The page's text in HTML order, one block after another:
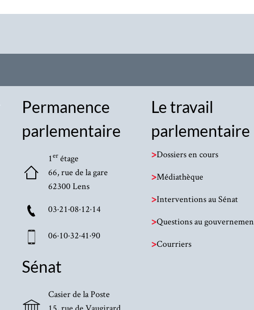
Permanence
parlementaire
1er étage
66, rue de la gare
62300 Lens
03·21·08·12·14
06·10·32·41·90
Sénat
Casier de la Poste
Le travail
parlementaire
>Dossiers en cours
>Médiathèque
>Interventions au Sénat
>Questions au
>Courriers